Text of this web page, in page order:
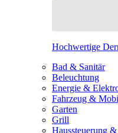
Hochwertige
Bad & Sanitär
Beleuchtung
Energie &
Fahrzeug &
Garten
Grill
Haussteuerung